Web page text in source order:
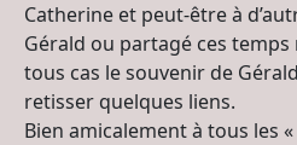
Catherine et peut-être à
Gérald ou partagé ces temps
tous cas le souvenir de
retisser quelques liens.
Bien amicalement à tous les